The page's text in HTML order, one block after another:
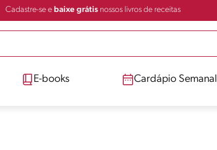
Cadastre-se e baixe grátisnossos livros de receitas
E-books Cardápio Semanal